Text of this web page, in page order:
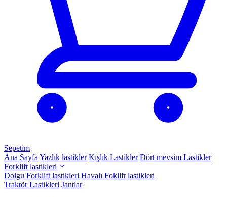
Sepetim
Ana Sayfa Yazlık lastikler Kışlık Lastikler Dört mevsim Lastikler
Forklift lastikleri
Dolgu Forklift lastikleri Havalı Foklift lastikleri
Traktör Lastikleri Jantlar